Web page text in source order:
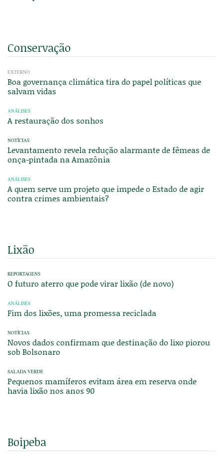
Conservação
EXTERNO
Boa governança climática tira do papel políticas que
salvam vidas
ANÁLISES
A restauração dos sonhos
NOTÍCIAS
Levantamento revela redução alarmante de fêmeas de
onça-pintada na Amazônia
ANÁLISES
A quem serve um projeto que impede o Estado de agir
contra crimes ambientais?
Lixão
REPORTAGENS
O futuro aterro que pode virar lixão (de novo)
ANÁLISES
Fim dos lixões, uma promessa reciclada
NOTÍCIAS
Novos dados confirmam que destinação do lixo piorou
sob Bolsonaro
SALADA VERDE
Pequenos mamíferos evitam área em reserva onde
havia lixão nos anos 90
Boipeba